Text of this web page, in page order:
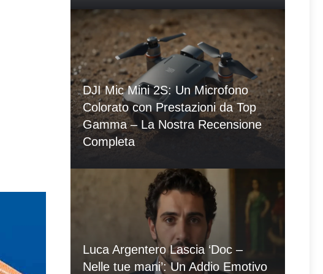
DJI Mic Mini 2S: Un Microfono
Colorato con Prestazioni da Top
Gamma – La Nostra Recensione
Completa
Luca Argentero Lascia ‘Doc –
Nelle tue mani’: Un Addio Emotivo